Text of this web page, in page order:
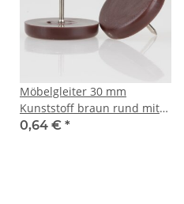
Möbelgleiter 30 mm
Kunststoff braun rund mit
Nagel – Bodenschoner
0,64 € *